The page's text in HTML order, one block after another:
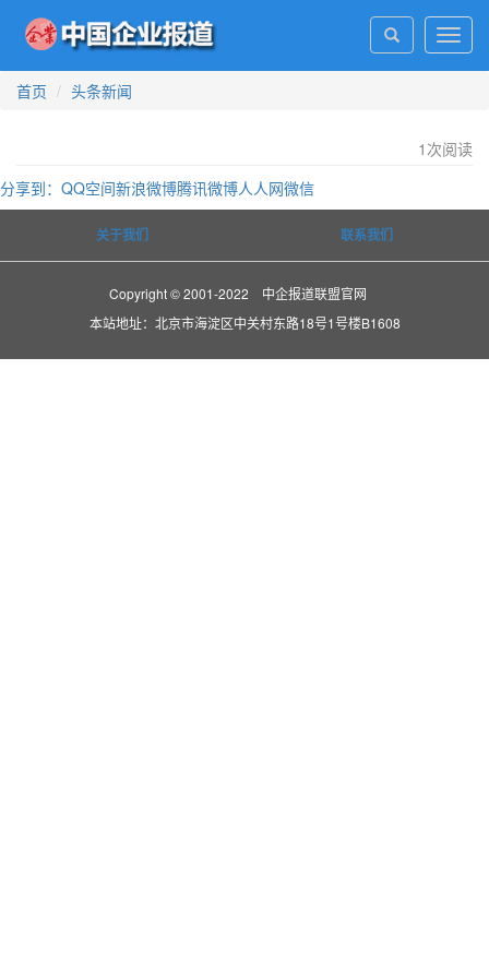
首页
头条新闻
1 次阅读
分享到： QQ空间新浪微博腾讯微博人人网微信
关于我们 联系我们
Copyright © 2001-2022 中企报道联盟官网
本站地址：北京市海淀区中关村东路18号1号楼B1608